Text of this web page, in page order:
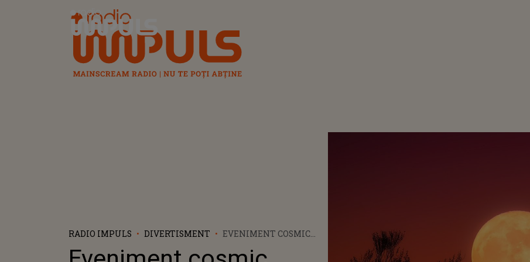
Radio Impuls
RADIO IMPULS DIVERTISMENT
EVENIMENT COSMIC
SEPTEMBRIE. LUNA